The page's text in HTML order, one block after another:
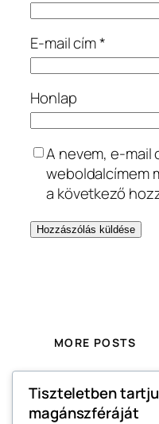
E-mail cím*
Honlap
A nevem, e-mail
weboldalcímem
a következő
MORE POSTS
Hello world!
Tiszteletben
magánszféráját